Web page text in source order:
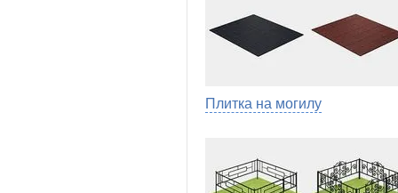
Плитка на могилу